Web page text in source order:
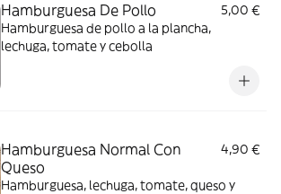
Hamburguesa De Pollo
5,00 €
Hamburguesa de pollo a la plancha,
lechuga, tomate y cebolla
Hamburguesa Normal Con
Queso
4,90 €
Hamburguesa, lechuga, tomate, queso y